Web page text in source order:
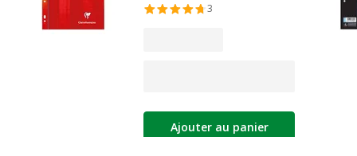
3
Ajouter au panier